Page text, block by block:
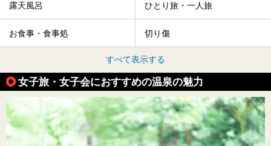
露天風呂 ひとり旅・一人旅
お食事・食事処 切り傷
すべて表示する
女子旅・女子会におすすめの温泉の魅力